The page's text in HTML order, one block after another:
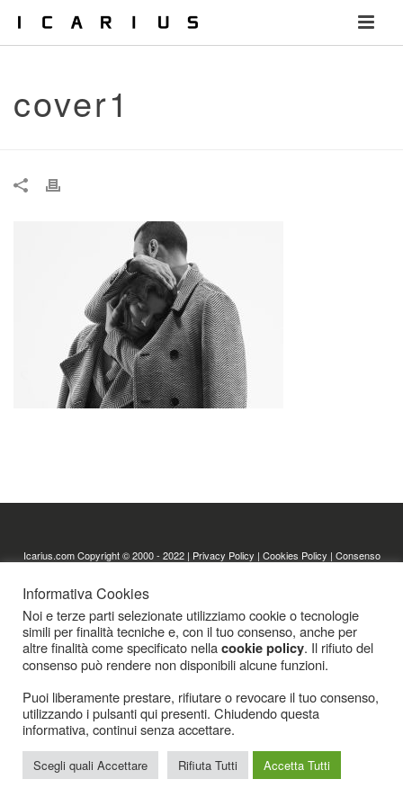
cover1
Icarius.com Copyright © 2000 - 2022 | Privacy Policy | Cookies Policy | Consenso
Informativa Cookies
Noi e terze parti selezionate utilizziamo cookie o tecnologie
simili per finalità tecniche e, con il tuo consenso, anche per
altre finalità come specificato nellacookie policy. Il rifiuto del
consenso può rendere non disponibili alcune funzioni.
Puoi liberamente prestare, rifiutare o revocare il tuo consenso,
utilizzando i pulsanti qui presenti. Chiudendo questa
informativa, continui senza accettare.
Scegli quali Accettare Rifiuta Tutti Accetta Tutti